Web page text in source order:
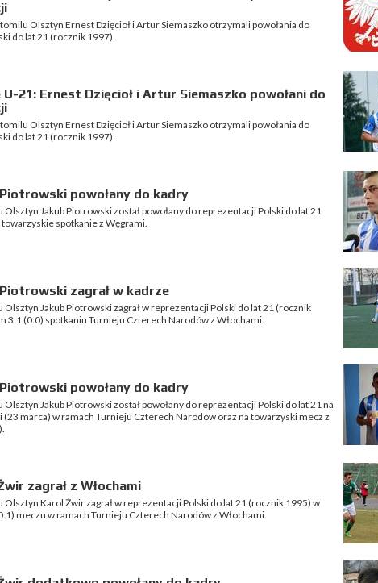
Olsztyn Ernest Dzięcioł i Artur Siemaszko otrzymali powołania do
do lat 21 (rocznik 1997).
U-21: Ernest Dzięcioł i Artur Siemaszko powołani do
Olsztyn Ernest Dzięcioł i Artur Siemaszko otrzymali powołania do
do lat 21 (rocznik 1997).
powołany do kadry
Jakub Piotrowski został powołany do reprezentacji Polski do lat 21
spotkanie z Węgrami.
zagrał w kadrze
Olsztyn Jakub Piotrowski zagrał w reprezentacji Polski do lat 21 (rocznik
3:1 (0:0) spotkaniu Turnieju Czterech Narodów z Włochami.
powołany do kadry
Jakub Piotrowski został powołany do reprezentacji Polski do lat 21 na
(23 marca) w ramach Turnieju Czterech Narodów oraz na towarzyski mecz z
zagrał z Włochami
Olsztyn Karol Żwir zagrał w reprezentacji Polski do lat 21 (rocznik 1995) w
meczu w ramach Turnieju Czterech Narodów z Włochami.